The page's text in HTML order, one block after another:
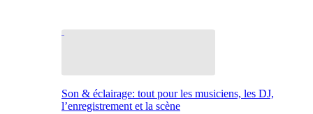
Son & éclairage: tout pour les musiciens, les DJ,
l’enregistrement et la scène